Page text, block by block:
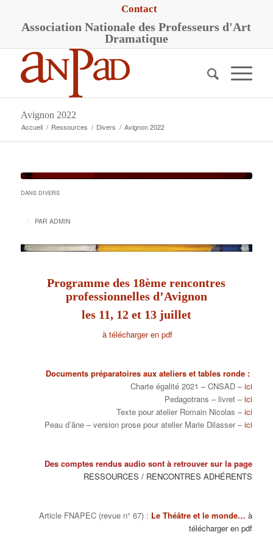
Contact
AssociationNationale desProfesseurs d'Art
Dramatique
Avignon 2022
Accueil / Ressources / Divers / Avignon 2022
DANS DIVERS
/ PAR ADMIN
Programme des 18ème rencontres
professionnelles d’Avignon
les 11, 12 et 13 juillet
à télécharger en pdf
Documents préparatoires aux ateliers et tables ronde :
Charte égalité 2021 – CNSAD –ici
Pedagotrans – livret –ici
Texte pour atelier Romain Nicolas –ici
Peau d’âne – version prose pour atelier Marie Dilasser –ici
Des comptes rendus audio sont à retrouver sur la page
RESSOURCES / RENCONTRES ADHÉRENTS
Article FNAPEC (revue n° 67) : Le Théâtre et le monde… à
télécharger en pdf